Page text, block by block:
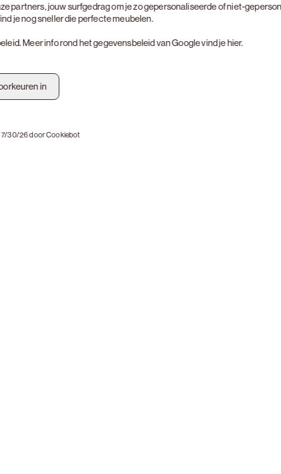
partners, jouw surfgedrag om je zo gepersonaliseerde of niet-
je nog sneller die perfecte meubelen.
. Meer info rond het gegevensbeleid van Google vind jehier.
in
7/30/26 doorCookiebot